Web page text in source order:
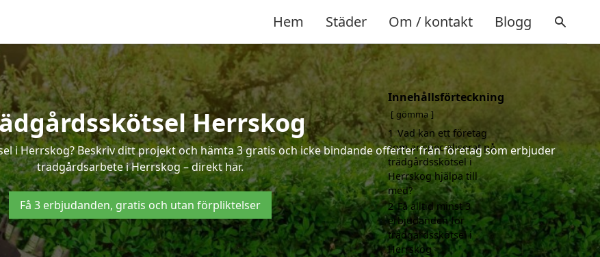
Hem Städer Om / kontakt Blogg
Herrskog
i Herrskog? Beskriv ditt projekt och hämta 3 gratis och icke bindande offerter från företag som erbjuder
trädgårdsarbete i Herrskog – direkt här.
Få 3 erbjudanden, gratis och utan förpliktelser
Innehållsförteckning
gömma
1 Vad kan ett företag
som är specialiserat på
trädgårdsskötsel i
Herrskog hjälpa till
med?
2 Få alltid minst 3
erbjudanden för
trädgårdsskötsel i
Herrskog